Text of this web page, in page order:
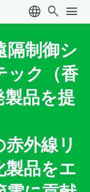
language search menu
隔制御シ
ック（香
製品を提
外線リ
製品をエ